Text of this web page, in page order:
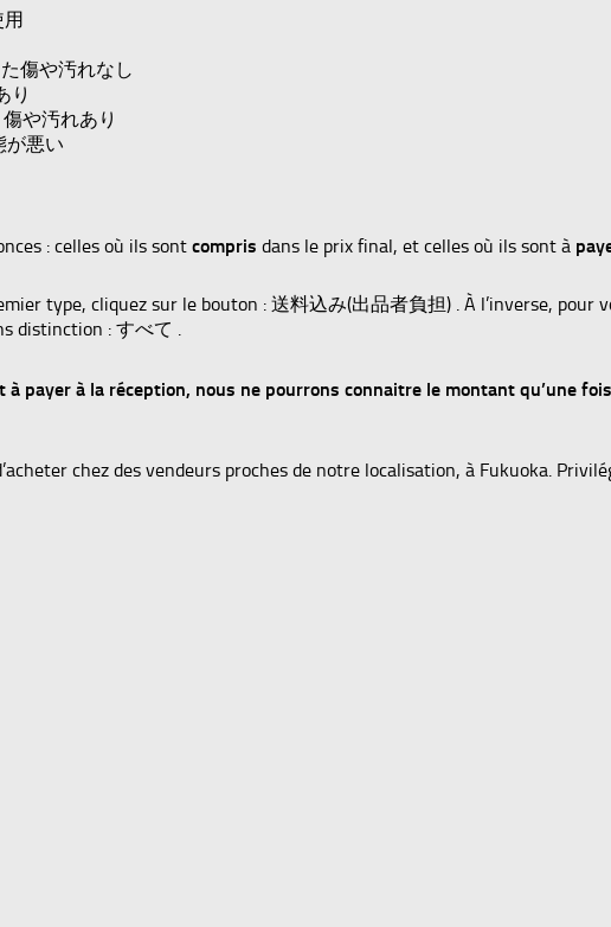
用
傷や汚れなし
り
や汚れあり
が悪い
: celles où ils sont compris dans le prix final, et celles où ils sont à
type, cliquez sur le bouton : 送料込み(出品者負担) . À l’inverse,
distinction : すべて .
payer à la réception, nous ne pourrons connaitre le montant qu’une
chez des vendeurs proches de notre localisation, à Fukuoka.